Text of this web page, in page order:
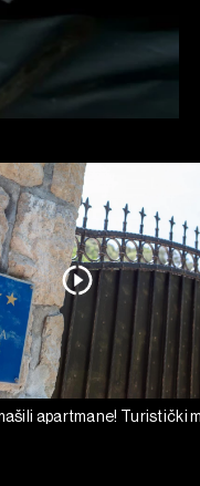
apartmane! Turistički